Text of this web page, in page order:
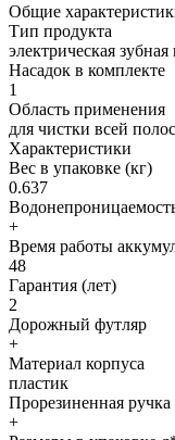
Общие
Тип продукта
электрическая зубная
Насадок в комплекте
1
Область применения
для чистки всей
Характеристики
Вес в упаковке (кг)
0.637
+
Время работы
48
Гарантия (лет)
2
Дорожный футляр
+
Материал корпуса
пластик
Прорезиненная ручка
+